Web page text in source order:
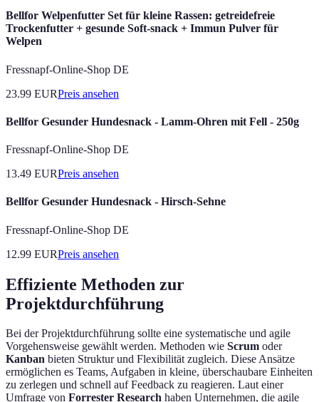
Bellfor Welpenfutter Set für kleine Rassen: getreidefreie
Trockenfutter + gesunde Soft-snack + Immun Pulver für
Welpen
Fressnapf-Online-Shop DE
23.99 EURPreis ansehen
Bellfor Gesunder Hundesnack - Lamm-Ohren mit Fell - 250g
Fressnapf-Online-Shop DE
13.49 EURPreis ansehen
Bellfor Gesunder Hundesnack - Hirsch-Sehne
Fressnapf-Online-Shop DE
12.99 EURPreis ansehen
Effiziente Methoden zur
Projektdurchführung
Bei der Projektdurchführung sollte eine systematische und agile
Vorgehensweise gewählt werden. Methoden wie Scrum oder
Kanban bieten Struktur und Flexibilität zugleich. Diese Ansätze
ermöglichen es Teams, Aufgaben in kleine, überschaubare Einheiten
zu zerlegen und schnell auf Feedback zu reagieren. Laut einer
Umfrage von Forrester Research haben Unternehmen, die agile